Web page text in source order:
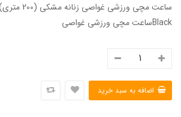
Blackساعت مچی ورزشی غواصی